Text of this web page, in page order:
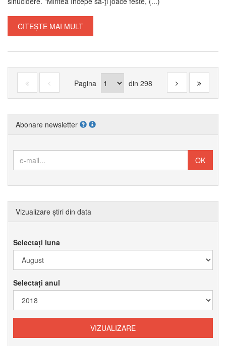
CITEȘTE MAI MULT
Pagina din 298
Abonare newsletter
Vizualizare știri din data
Selectați luna
Selectați anul